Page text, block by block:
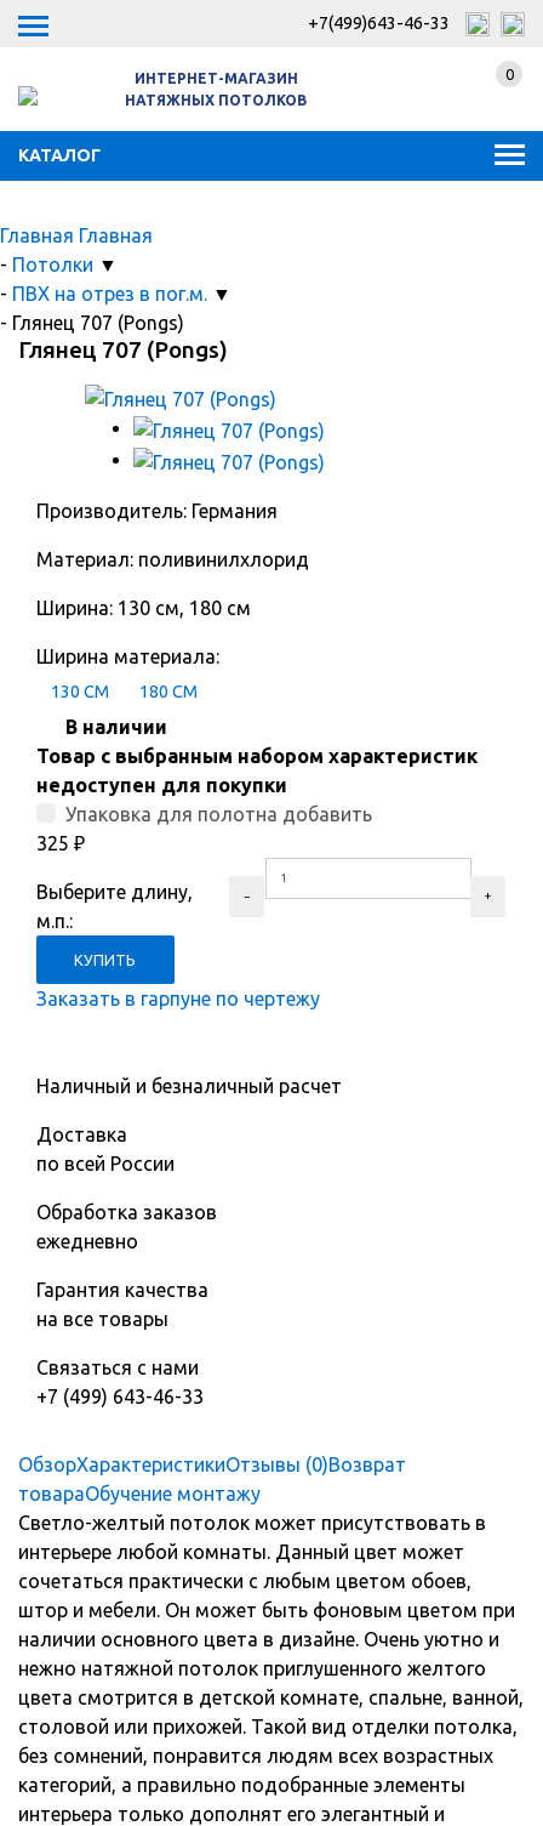
+7(499)643-46-33
ИНТЕРНЕТ-МАГАЗИН
НАТЯЖНЫХ ПОТОЛКОВ
КАТАЛОГ
0
Главная Главная
- Потолки ▼
- ПВХ на отрез в пог.м. ▼
- Глянец 707 (Pongs)
Глянец 707 (Pongs)
Производитель: Германия
Материал: поливинилхлорид
Ширина: 130 см, 180 см
Ширина материала:
130 СМ 180 СМ
В наличии
Товар с выбранным набором характеристик
недоступен для покупки
Упаковка для полотна добавить
325 ₽
Выберите длину,
м.п.:
Заказать в гарпуне по чертежу
Наличный и безналичный расчет
Доставка
по всей России
Обработка заказов
ежедневно
Гарантия качества
на все товары
Связаться с нами
+7 (499) 643-46-33
ОбзорХарактеристикиОтзывы (0)Возврат
товараОбучение монтажу
Светло-желтый потолок может присутствовать в
интерьере любой комнаты. Данный цвет может
сочетаться практически с любым цветом обоев,
штор и мебели. Он может быть фоновым цветом при
наличии основного цвета в дизайне. Очень уютно и
нежно натяжной потолок приглушенного желтого
цвета смотрится в детской комнате, спальне, ванной,
столовой или прихожей. Такой вид отделки потолка,
без сомнений, понравится людям всех возрастных
категорий, а правильно подобранные элементы
интерьера только дополнят его элегантный и